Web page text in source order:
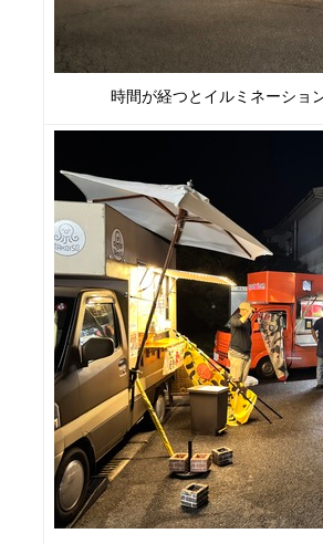
時間が経つとイルミネーショ